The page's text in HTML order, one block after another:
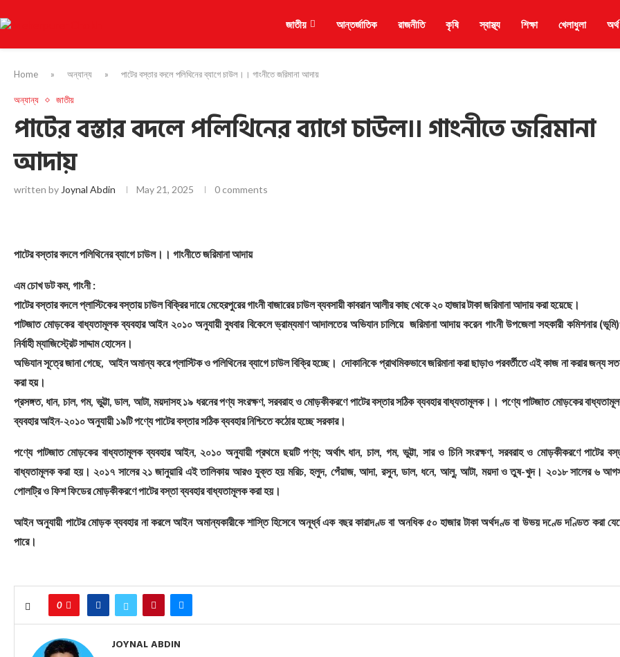
জাতীয় আন্তর্জাতিক রাজনীতি কৃষি স্বাস্থ্য শিক্ষা খেলাধুলা
Home » অন্যান্য » পাটের বস্তার বদলে পলিথিনের ব্যাগে চাউল।।‌ গাংনীতে জরিমানা আদায়
অন্যান্য জাতীয়
পাটের বস্তার বদলে পলিথিনের ব্যাগে চাউল।।‌ গাংনীতে জরিমানা
আদায়
written by Joynal Abdin May 21, 2025 0 comments
পাটের বস্তার বদলে পলিথিনের ব্যাগে চাউল।।‌ গাংনীতে জরিমানা আদায়
এম চোখ ডট কম, গাংনী :
পাটের বস্তার বদলে প্লাস্টিকের বস্তায় চাউল বিক্রির দায়ে মেহেরপুরের গাংনী বাজারের চাউল ব্যবসায়ী কাবরান আলীর কাছ থেকে ২০ হাজার টাকা জরিমানা আদায় করা হয়েছে।
পাটজাত মোড়কের বাধ্যতামূলক ব্যবহার আইন ২০১০ অনুযায়ী বুধবার বিকেলে ভ্রাম্যমাণ আদালতের অভিযান চালিয়ে জরিমানা আদায় করেন গাংনী উপজেলা সহকারী কমিশনার
নির্বাহী ম্যাজিস্ট্রেট সাদ্দাম হোসেন।
অভিযান সূত্রে জানা গেছে, আইন অমান্য করে প্লাস্টিক ও পলিথিনের ব্যাগে চাউল বিক্রি হচ্ছে। ‌ দোকানিকে প্রাথমিকভাবে জরিমানা করা ছাড়াও পরবর্তীতে এই কাজ না করার জন্য
করা হয়। ‌
প্রসঙ্গত, ধান, চাল, গম, ভুট্টা, ডাল, আটা, ময়দাসহ ১৯ ধরনের পণ্য সংরক্ষণ, সরবরাহ ও মোড়কীকরণে পাটের বস্তার সঠিক ব্যবহার বাধ্যতামূলক।। পণ্যে পাটজাত মোড়কের
ব্যবহার আইন-২০১০ অনুযায়ী‌ ১৯টি পণ্যে পাটের বস্তার সঠিক ব্যবহার নিশ্চিতে কঠোর হচ্ছে সরকার।
পণ্যে পাটজাত মোড়কের বাধ্যতামূলক ব্যবহার আইন, ২০১০ অনুযায়ী প্রথমে ছয়টি পণ্য; অর্থাৎ ধান, চাল, গম, ভুট্টা, সার ও চিনি সংরক্ষণ, সরবরাহ ও মোড়কীকরণে পাটের
বাধ্যতামূলক করা হয়। ২০১৭ সালের ২১ জানুয়ারি এই তালিকায় আরও যুক্ত হয় মরিচ, হলুদ, পেঁয়াজ, আদা, রসুন, ডাল, ধনে, আলু, আটা, ময়দা ও তুষ-খুদ। ২০১৮ সালের ৬
পোলট্রি ও ফিশ ফিডের মোড়কীকরণে পাটের বস্তা ব্যবহার বাধ্যতামূলক করা হয়।
আইন অনুযায়ী পাটের মোড়ক ব্যবহার না করলে আইন অমান্যকারীকে শাস্তি হিসেবে অনূর্ধ্ব এক বছর কারাদণ্ড বা অনধিক ৫০ হাজার টাকা অর্থদণ্ড বা উভয় দণ্ডে দণ্ডিত করা
পারে।
0
JOYNAL ABDIN